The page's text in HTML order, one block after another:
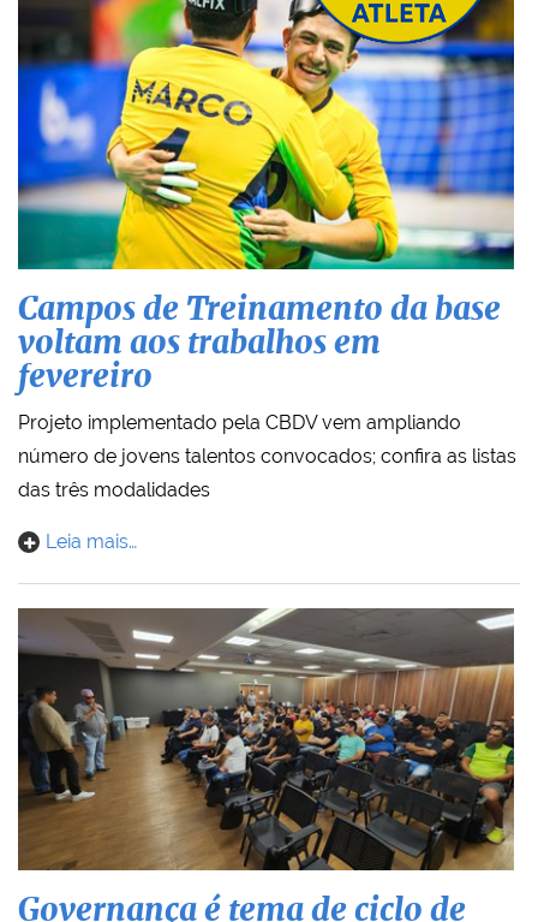
Campos de Treinamento da base
voltam aos trabalhos em
fevereiro
Projeto implementado pela CBDV vem ampliando
número de jovens talentos convocados; confira as listas
das três modalidades
Leia mais…
Governança é tema de ciclo de